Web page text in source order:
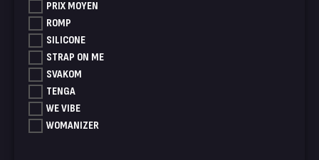
PRIX MOYEN
ROMP
SILICONE
STRAP ON ME
SVAKOM
TENGA
WE VIBE
WOMANIZER